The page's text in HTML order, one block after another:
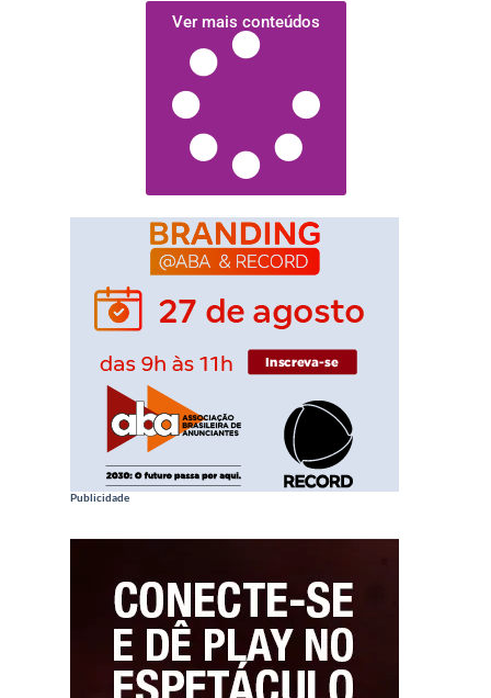
Ver mais conteúdos
Publicidade